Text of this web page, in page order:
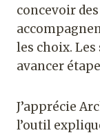
concevoir
les choix.
avancer
J’apprécie
l’outil